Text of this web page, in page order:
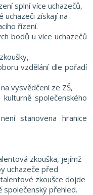
splní více uchazečů,
získají na
řízení.
bodů u více uchazečů
vzdělání dle pořadí
vysvědčení ze ZŠ,
společenského
stanovena hranice
zkouška, jejímž
uchazeče před
zkoušce dojde
společenský přehled.